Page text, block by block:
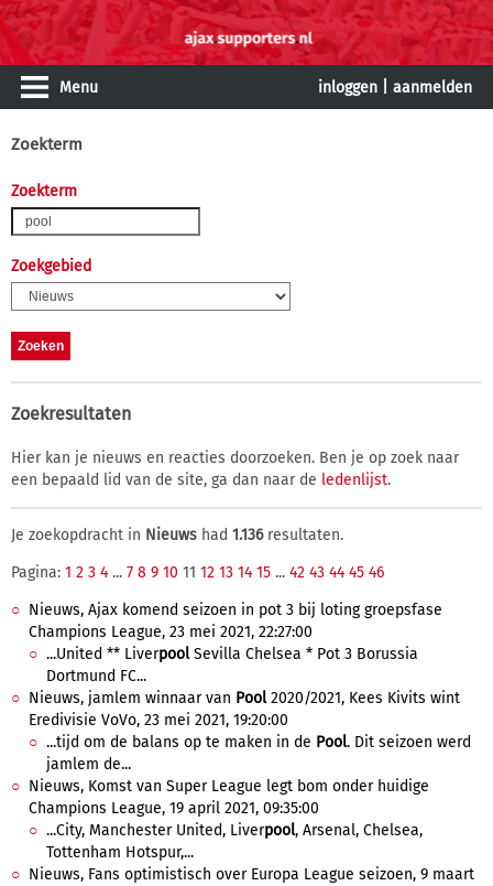
Menu inloggen aanmelden
Zoekterm
Zoekterm
Zoekgebied
Zoekresultaten
Hier kan je nieuws en reacties doorzoeken. Ben je op zoek naar
een bepaald lid van de site, ga dan naar de ledenlijst.
Je zoekopdracht in Nieuws had 1.136resultaten.
Pagina: 1 2 3 4 ... 7 8 9 10 11 12 13 14 15 ... 42 43 44 45 46
Nieuws, Ajax komend seizoen in pot 3 bij loting groepsfase
Champions League, 23 mei 2021, 22:27:00
...United ** LiverpoolSevilla Chelsea * Pot 3 Borussia
Dortmund FC...
Nieuws, jamlem winnaar van Pool2020/2021, Kees Kivits wint
Eredivisie VoVo, 23 mei 2021, 19:20:00
...tijd om de balans op te maken in de Pool. Dit seizoen werd
jamlem de...
Nieuws, Komst van Super League legt bom onder huidige
Champions League, 19 april 2021, 09:35:00
...City, Manchester United, Liverpool, Arsenal, Chelsea,
Tottenham Hotspur,...
Nieuws, Fans optimistisch over Europa League seizoen, 9 maart